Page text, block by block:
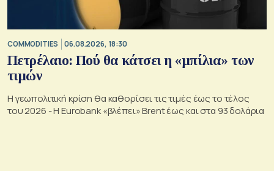
COMMODITIES 06.08.2026, 18:30
Πετρέλαιο: Πού θα κάτσει η «μπίλια» των
τιμών
Η γεωπολιτική κρίση θα καθορίσει τις τιμές έως το τέλος
του 2026 - Η Eurobank «βλέπει» Brent έως και στα 93 δολάρια